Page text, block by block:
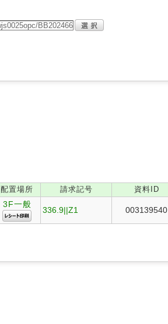
配置場所 請求記号 資料ID
3F一般
336.9||Z1 003139540